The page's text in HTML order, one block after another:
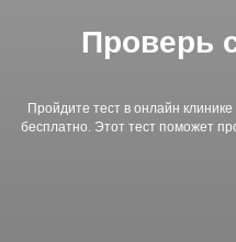
Проверь
Пройдите тест в онлайн
бесплатно. Этот тест поможет